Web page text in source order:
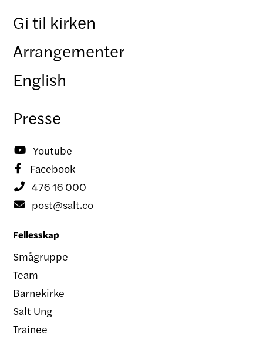
Gi til kirken
Arrangementer
English
Presse
 Youtube
 Facebook
 476 16 000
 post@salt.co
Fellesskap
Smågruppe
Team
Barnekirke
Salt Ung
Trainee